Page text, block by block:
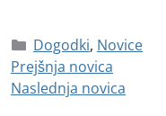
Dogodki, Novice
Prejšnja novica
Naslednja novica